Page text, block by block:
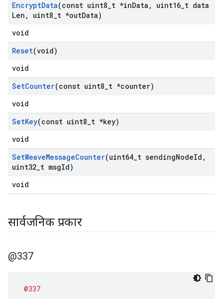
EncryptData(const uint8 t *inData , uint16 t data
Len , uint8 t *outData)
void
Reset(void)
void
SetCounter(const uint8 t *counter)
void
SetKey(const uint8 t *key)
void
SetWeaveMessageCounter(uint64 t sendingNodeId ,
uint32 t msgId)
void
सार्वजनिक प्रकार
@337
@337